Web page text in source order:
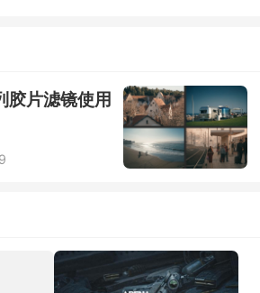
病娇、治愈等多种类型，可
分类快速找到心仪对象。除
声音自定义创建专属角色
胶片滤镜使用